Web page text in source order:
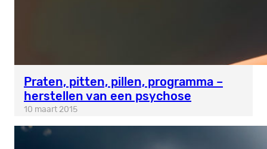
Praten, pitten, pillen, programma –
herstellen van een psychose
10 maart 2015